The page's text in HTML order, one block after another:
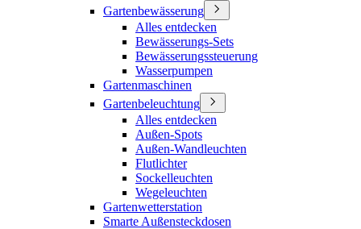
Gartenbewässerung
Alles entdecken
Bewässerungs-Sets
Bewässerungssteuerung
Wasserpumpen
Gartenmaschinen
Gartenbeleuchtung
Alles entdecken
Außen-Spots
Außen-Wandleuchten
Flutlichter
Sockelleuchten
Wegeleuchten
Gartenwetterstation
Smarte Außensteckdosen